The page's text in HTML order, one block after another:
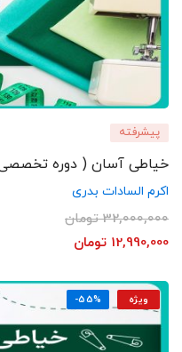
پیشرفته
خیاطی آسان ( دوره
اکرم السادات بدری
32,000,000 تومان
12,990,000 تومان
ویژه -55%